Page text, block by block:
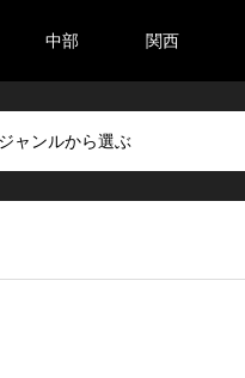
中部 関西
ャンルから選ぶ